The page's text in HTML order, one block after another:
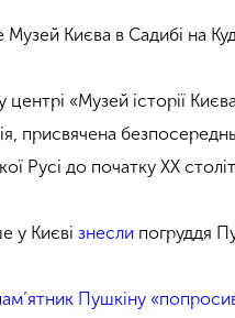
Києва в Садибі на
«Музей історії
присвячена
Русі до початку ХХ
у Києвізнесли погруддя
Пушкіну